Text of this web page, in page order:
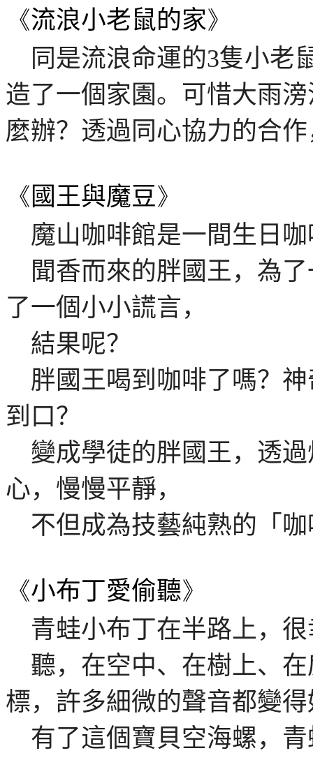
《流浪小老鼠的家》
同是流浪命運的3隻小老
造了一個家園。可惜大雨
麼辦？透過同心協力的合
《 國王與魔豆》
魔山咖啡館是一間生日
聞香而來的胖國王，為
了一個小小謊言，
結果呢？
胖國王喝到咖啡了嗎？
到口？
變成學徒的胖國王，透
心，慢慢平靜，
不但成為技藝純熟的「
《小布丁愛偷聽》
青蛙小布丁在半路上，
聽，在空中、在樹上、
標，許多細微的聲音都變
有了這個寶貝空海螺，